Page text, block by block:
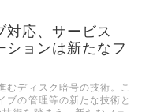
対応、サービス
ョンは新たなフ
むディスク暗号の技術。こ
ブの管理等の新たな技術と